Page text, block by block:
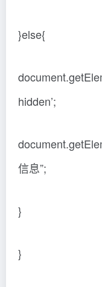
}else{
hidden’;
信息”;
}
}